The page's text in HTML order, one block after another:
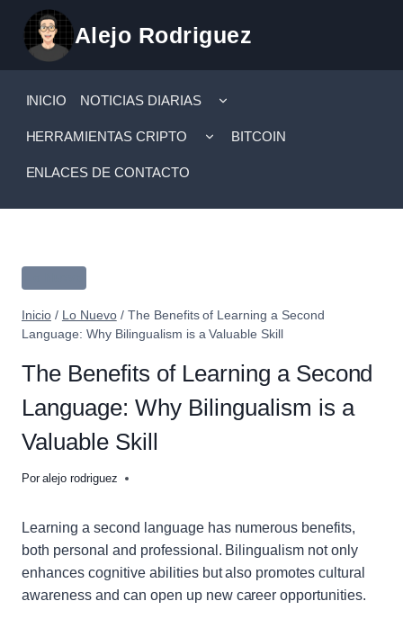
contenido
Alejo Rodriguez
INICIO NOTICIAS DIARIAS
ALTERNAR
HERRAMIENTAS CRIPTO
ALTERNAR
MENÚ
BITCOIN
ENLACES DE CONTACTO
Inicio / Lo Nuevo / The Benefits of Learning a Second
Language: Why Bilingualism is a Valuable Skill
The Benefits of Learning a Second
Language: Why Bilingualism is a
Valuable Skill
Por alejo rodriguez
Learning a second language has numerous benefits,
both personal and professional. Bilingualism not only
enhances cognitive abilities but also promotes cultural
awareness and can open up new career opportunities.